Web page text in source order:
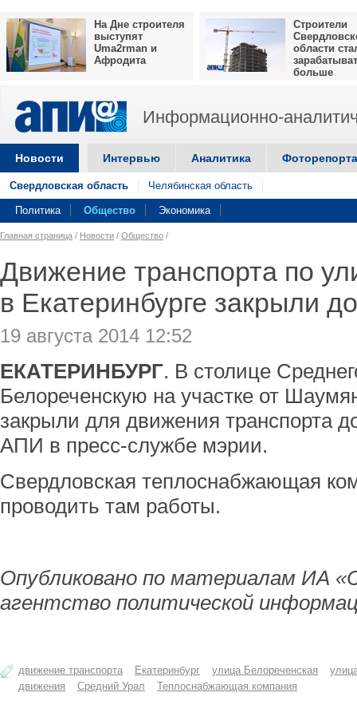
На Дне строителя
выступят
Uma2rman и
Афродита
Строители
области
больше
Информационно-
Новости Интервью Аналитика
Свердловская область Челябинская область
Политика Общество Экономика
Главная страница / Новости / Общество /
Движение транспорта по
в Екатеринбурге закрыли
19 августа 2014 12:52
ЕКАТЕРИНБУРГ. В столице
Белореченскую на участке от
закрыли для движения транспорта
АПИ в пресс-службе мэрии.
Свердловская теплоснабжающая
проводить там работы.
Опубликовано по материалам ИА
агентство политической
движение транспорта Екатеринбург улица Белореченская
движения
Средний Урал Теплоснабжающая компания